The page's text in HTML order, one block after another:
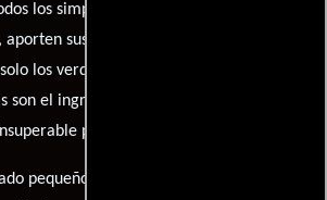
los simpatizantes del cine: contribuyan
sus descubrimientos y compartan
los verdaderos fanáticos conocen. Sus
son el ingrediente secreto que hará de
para los amantes del celuloide.
pequeño ni opinión insignificante. ¿Algún